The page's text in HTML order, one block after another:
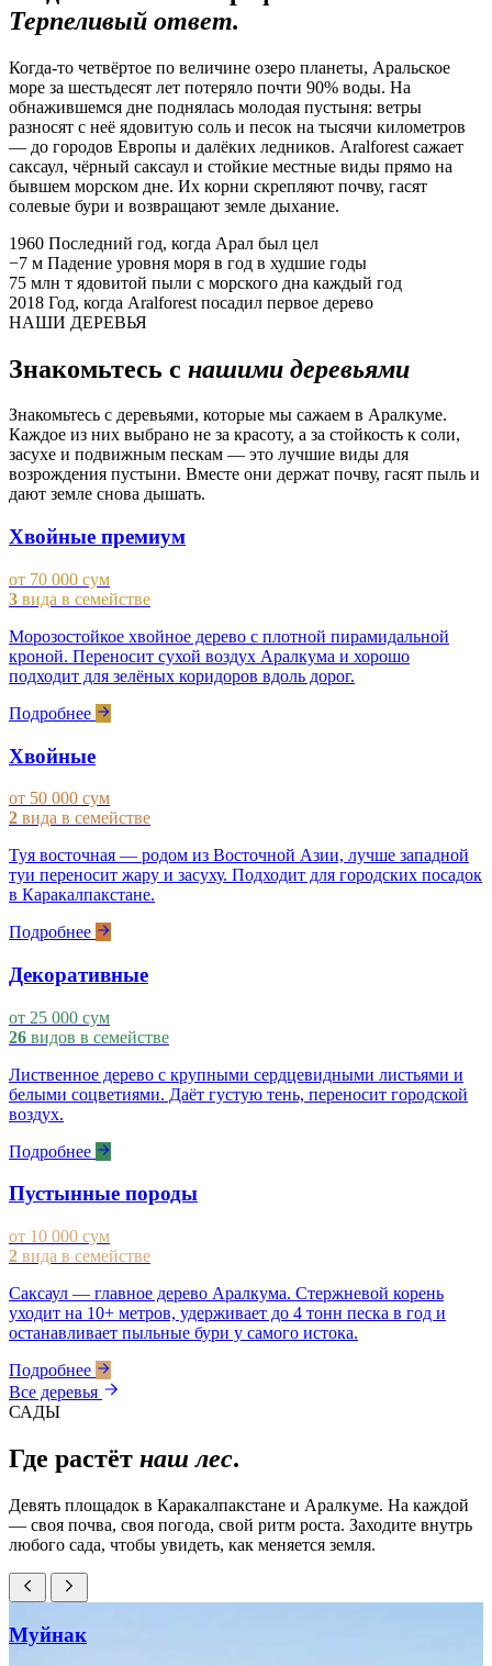
Терпеливый ответ.
Когда-то четвёртое по величине озеро планеты, Аральское
море за шестьдесят лет потеряло почти 90% воды. На
обнажившемся дне поднялась молодая пустыня: ветры
разносят с неё ядовитую соль и песок на тысячи километров
— до городов Европы и далёких ледников. Aralforest сажает
саксаул, чёрный саксаул и стойкие местные виды прямо на
бывшем морском дне. Их корни скрепляют почву, гасят
солевые бури и возвращают земле дыхание.
1960 Последний год, когда Арал был цел
−7 м Падение уровня моря в год в худшие годы
75 млн т ядовитой пыли с морского дна каждый год
2018 Год, когда Aralforest посадил первое дерево
НАШИ ДЕРЕВЬЯ
Знакомьтесь с нашими деревьями
Знакомьтесь с деревьями, которые мы сажаем в Аралкуме.
Каждое из них выбрано не за красоту, а за стойкость к соли,
засухе и подвижным пескам — это лучшие виды для
возрождения пустыни. Вместе они держат почву, гасят пыль и
дают земле снова дышать.
Хвойные премиум
от 70 000 сум
3 вида в семействе
Морозостойкое хвойное дерево с плотной пирамидальной
кроной. Переносит сухой воздух Аралкума и хорошо
подходит для зелёных коридоров вдоль дорог.
Подробнее
Хвойные
от 50 000 сум
2 вида в семействе
Туя восточная — родом из Восточной Азии, лучше западной
туи переносит жару и засуху. Подходит для городских посадок
в Каракалпакстане.
Подробнее
Декоративные
от 25 000 сум
26 видов в семействе
Лиственное дерево с крупными сердцевидными листьями и
белыми соцветиями. Даёт густую тень, переносит городской
воздух.
Подробнее
Пустынные породы
от 10 000 сум
2 вида в семействе
Саксаул — главное дерево Аралкума. Стержневой корень
уходит на 10+ метров, удерживает до 4 тонн песка в год и
останавливает пыльные бури у самого истока.
Подробнее
Все деревья
САДЫ
Где растёт наш лес.
Девять площадок в Каракалпакстане и Аралкуме. На каждой
— своя почва, своя погода, свой ритм роста. Заходите внутрь
любого сада, чтобы увидеть, как меняется земля.
Муйнак